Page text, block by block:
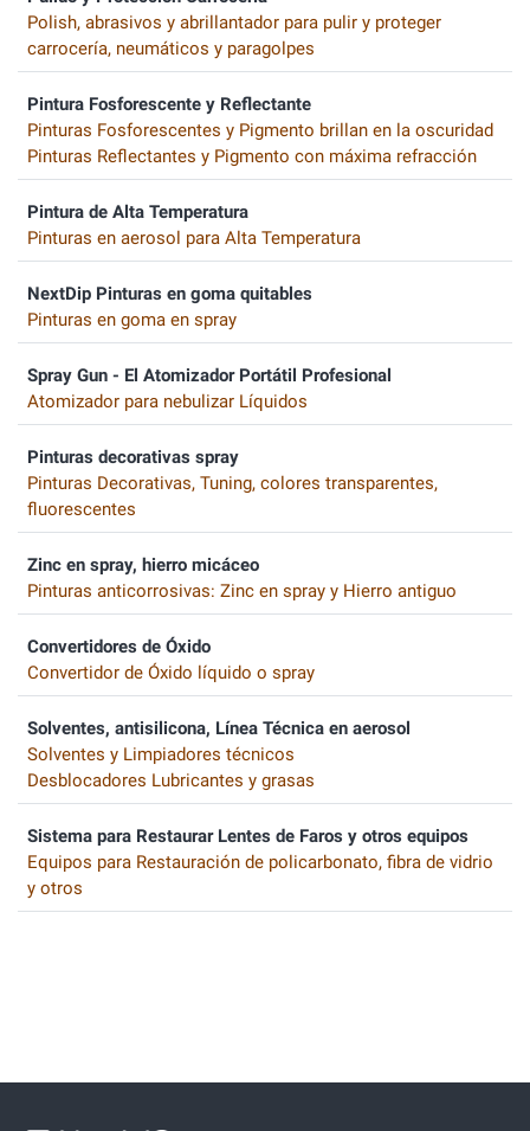
Polish, abrasivos y abrillantador para pulir y proteger
carrocería, neumáticos y paragolpes
Pintura Fosforescente y Reflectante
Pinturas Fosforescentes y Pigmento brillan en la oscuridad
Pinturas Reflectantes y Pigmento con máxima refracción
Pintura de Alta Temperatura
Pinturas en aerosol para Alta Temperatura
NextDip Pinturas en goma quitables
Pinturas en goma en spray
Spray Gun - El Atomizador Portátil Profesional
Atomizador para nebulizar Líquidos
Pinturas decorativas spray
Pinturas Decorativas, Tuning, colores transparentes,
fluorescentes
Zinc en spray, hierro micáceo
Pinturas anticorrosivas: Zinc en spray y Hierro antiguo
Convertidores de Óxido
Convertidor de Óxido líquido o spray
Solventes, antisilicona, Línea Técnica en aerosol
Solventes y Limpiadores técnicos
Desblocadores Lubricantes y grasas
Sistema para Restaurar Lentes de Faros y otros equipos
Equipos para Restauración de policarbonato, fibra de vidrio
y otros